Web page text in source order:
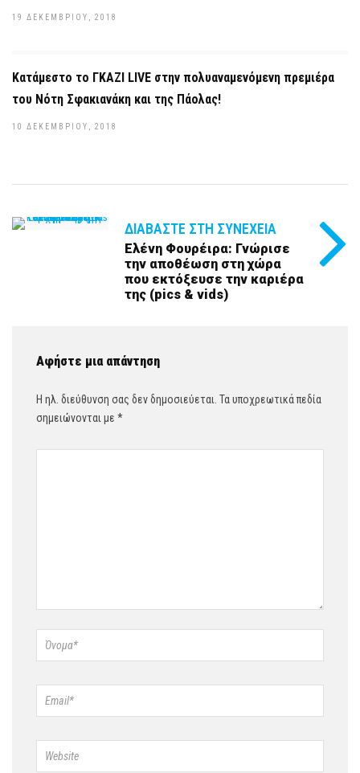
19 ΔΕΚΕΜΒΡΊΟΥ, 2018
Κατάμεστο το ΓΚΑΖΙ LIVE στην πολυαναμενόμενη πρεμιέρα
του Νότη Σφακιανάκη και της Πάολας!
10 ΔΕΚΕΜΒΡΊΟΥ, 2018
ΔΙΑΒΆΣΤΕ ΣΤΗ ΣΥΝΈΧΕΙΑ
Ελένη Φουρέιρα: Γνώρισε
την αποθέωση στη χώρα
που εκτόξευσε την καριέρα
της (pics & vids)
Αφήστε μια απάντηση
Η ηλ. διεύθυνση σας δεν δημοσιεύεται. Τα υποχρεωτικά πεδία
σημειώνονται με *